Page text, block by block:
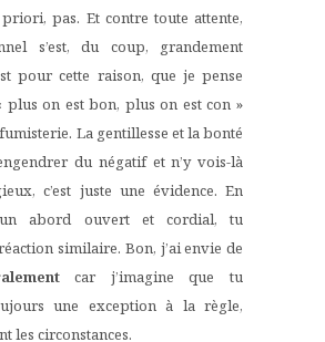
pas. Et contre toute attente,
s’est, du coup, grandement
pour cette raison, que je pense
plus on est bon, plus on est con »
La gentillesse et la bonté
du négatif et n’y vois-là
c’est juste une évidence. En
un abord ouvert et cordial, tu
similaire. Bon, j’ai envie de
car j’imagine que tu
une exception à la règle,
les circonstances.